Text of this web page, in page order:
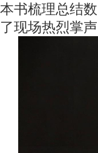
本书梳理总结
了现场热烈掌声